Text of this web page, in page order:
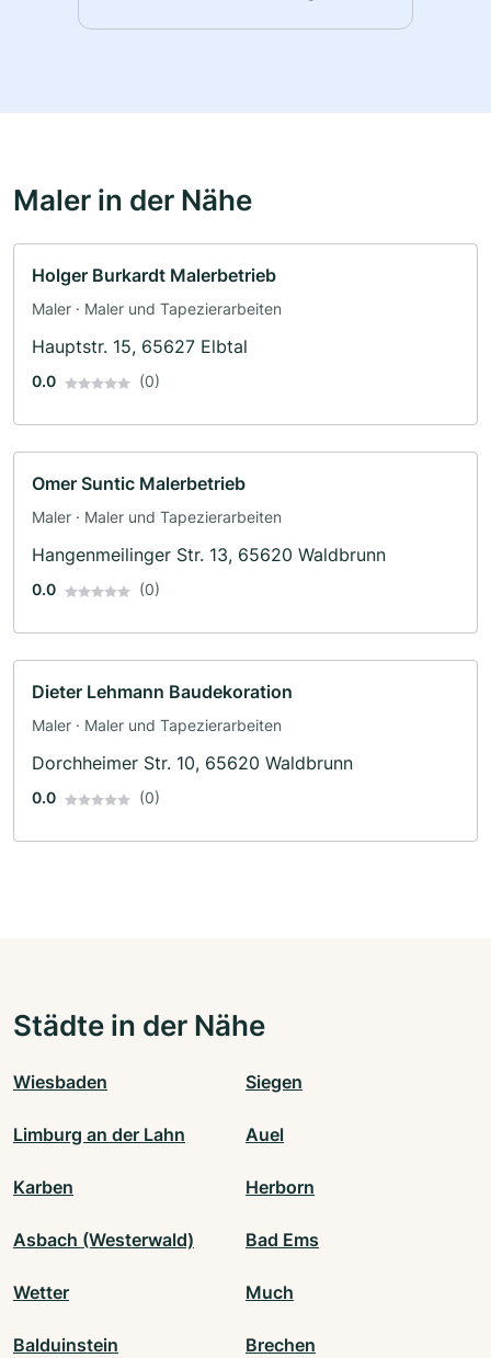
Maler in der Nähe
Holger Burkardt Malerbetrieb
Maler · Maler und Tapezierarbeiten
Hauptstr. 15, 65627 Elbtal
0.0 (0)
Omer Suntic Malerbetrieb
Maler · Maler und Tapezierarbeiten
Hangenmeilinger Str. 13, 65620 Waldbrunn
0.0 (0)
Dieter Lehmann Baudekoration
Maler · Maler und Tapezierarbeiten
Dorchheimer Str. 10, 65620 Waldbrunn
0.0 (0)
Städte in der Nähe
Wiesbaden Siegen
Limburg an der Lahn Auel
Karben Herborn
Asbach (Westerwald) Bad Ems
Wetter Much
Balduinstein Brechen